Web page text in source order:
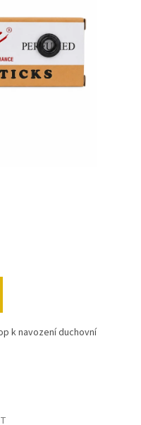
k navození duchovní